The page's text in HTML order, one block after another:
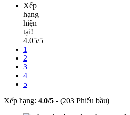
Xếp
hạng
hiện
tại!
4.05/5
1
2
3
4
5
Xếp hạng: 4.0/5 - (203 Phiếu bầu)